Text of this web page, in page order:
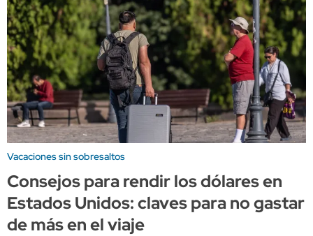
Vacaciones sin sobresaltos
Consejos para rendir los dólares en
Estados Unidos: claves para no gastar
de más en el viaje